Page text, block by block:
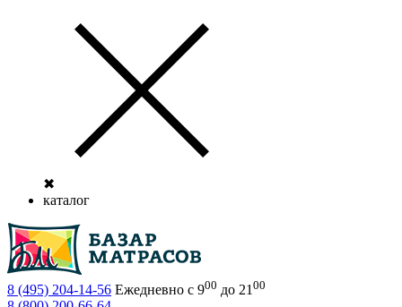
✖
каталог
8 (495) 204-14-56 Ежедневно с 900 до 21 00